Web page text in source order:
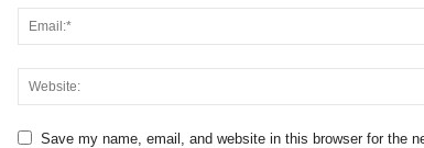
Save my name, email, and website in this browser for the